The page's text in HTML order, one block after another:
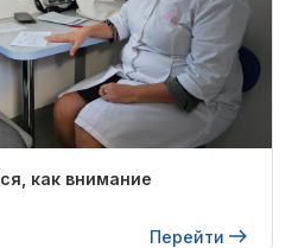
как внимание
Перейти